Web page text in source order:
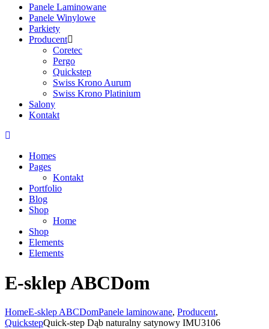
Panele Laminowane
Panele Winylowe
Parkiety
Producent
Coretec
Pergo
Quickstep
Swiss Krono Aurum
Swiss Krono Platinium
Salony
Kontakt
Homes
Pages
Kontakt
Portfolio
Blog
Shop
Home
Shop
Elements
Elements
E-sklep ABCDom
HomeE-sklep ABCDomPanele laminowane, Producent,
QuickstepQuick-step Dąb naturalny satynowy IMU3106